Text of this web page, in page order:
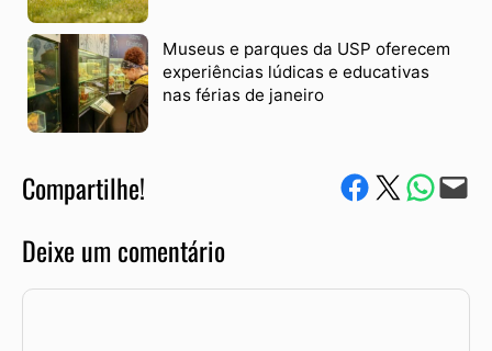
Museus e parques da USP oferecem
experiências lúdicas e educativas
nas férias de janeiro
Compartilhe! Compartilhe no Facebook
Compartilhe no Twitter
Compartile via
Envie via e-mail
Deixe um comentário
Comentário